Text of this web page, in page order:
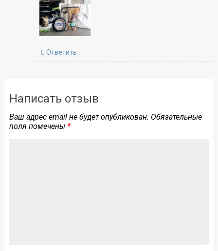
Ответить
Написать отзыв
Ваш адрес email не будет опубликован. Обязательные
поля помечены *